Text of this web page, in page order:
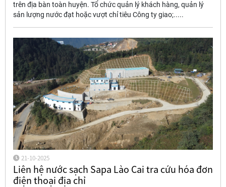
trên địa bàn toàn huyện. Tổ chức quản lý khách hàng, quản lý
sản lượng nước đạt hoặc vượt chỉ tiêu Công ty giao;.....
21-10-2025
Liên hệ nước sạch Sapa Lào Cai tra cứu hóa đơn
điện thoại địa chỉ